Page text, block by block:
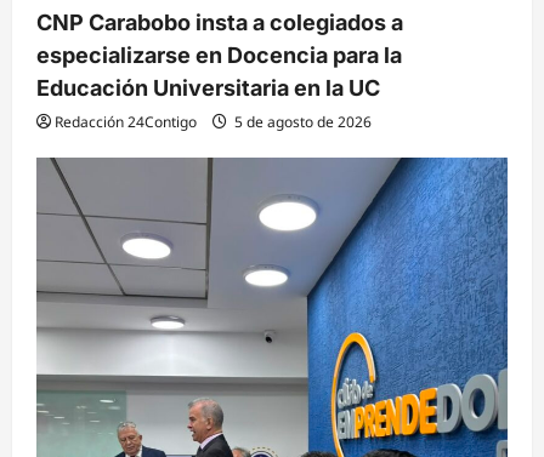
CNP Carabobo insta a colegiados a
especializarse en Docencia para la
Educación Universitaria en la UC
Redacción 24Contigo 5 de agosto de 2026